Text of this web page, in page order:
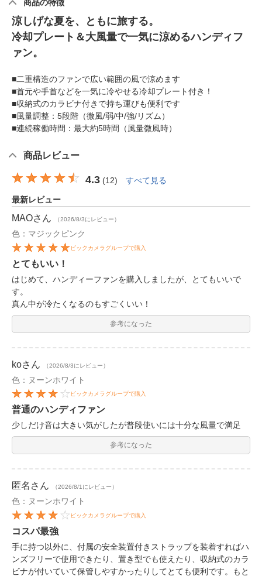
商品の特徴
涼しげな夏を、ともに旅する。
冷却プレート＆大風量で一気に涼めるハンディフ
ァン。
■二重構造のファンで広い範囲の風で涼めます
■首元や手首などを一気に冷やせる冷却プレート付き！
■収納式のカラビナ付きで持ち運びも便利です
■風量調整：5段階（微風/弱/中/強/リズム）
■連続稼働時間：最大約5時間（風量微風時）
商品レビュー
4.3 (12) すべて見る
最新レビュー
MAOさん （2026/8/3にレビュー）
色：マジックピンク
ビックカメラグループで購入
とてもいい！
はじめて、ハンディーファンを購入しましたが、とてもいいで
す。
真ん中が冷たくなるのもすごくいい！
参考になった
koさん （2026/8/3にレビュー）
色：ヌーンホワイト
ビックカメラグループで購入
普通のハンディファン
少しだけ音は大きい気がしたが普段使いには十分な風量で満足
参考になった
匿名 さん （2026/8/1にレビュー）
色：ヌーンホワイト
ビックカメラグループで購入
コスパ最強
手に持つ以外に、付属の安全装置付きストラップを装着すればハ
ンズフリーで使用できたり、置き型でも使えたり、収納式のカラ
ビナが付いていて保管しやすかったりしてとても便利です。もと